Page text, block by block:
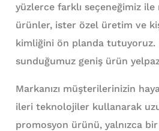
yüzlerce farklı seçeneğimiz
ürünler, ister özel üretim ve
kimliğini ön planda tutuyoruz.
sunduğumuz geniş ürün
Markanızı müşterilerinizin
ileri teknolojiler kullanarak
promosyon ürünü, yalnızca bir